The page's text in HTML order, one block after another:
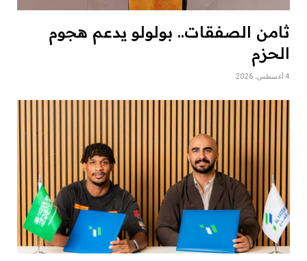
ثامن الصفقات.. بولولو يدعم هجوم
الحزم
4 أغسطس، 2026